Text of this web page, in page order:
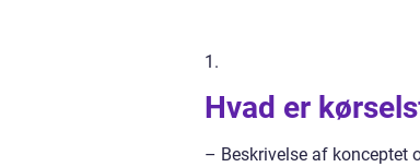
1.
Hvad er
– Beskrivelse af konceptet